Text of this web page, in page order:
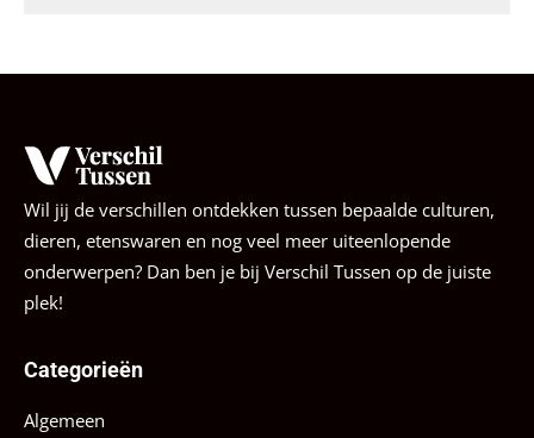
Wil jij de verschillen ontdekken tussen bepaalde culturen,
dieren, etenswaren en nog veel meer uiteenlopende
onderwerpen? Dan ben je bij Verschil Tussen op de juiste
plek!
Categorieën
Algemeen